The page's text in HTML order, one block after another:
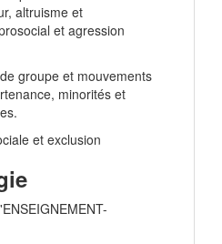
altruisme et
et agression
groupe et mouvements
minorités et
et exclusion